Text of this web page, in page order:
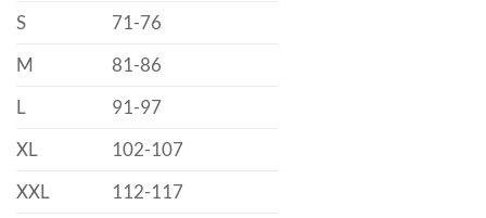
S
71-76
M
81-86
L
91-97
XL
102-107
XXL
112-117